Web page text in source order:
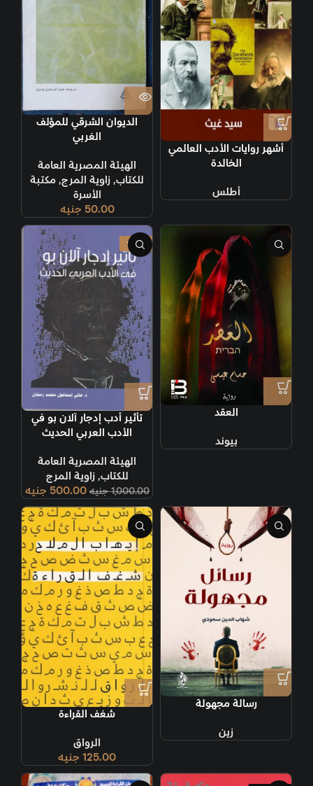
أشهر روايات الأدب العالمي
الخالدة
أطلس
الديوان الشرقي للمؤلف
الغربي
الهيئة المصرية العامة
للكتاب, زاوية المرج, مكتبة
الأسرة
50.00 جنيه
العقد
بيوند
-50%
تأثير أدب إدجار آلان بو في
الأدب العربي الحديث
الهيئة المصرية العامة
للكتاب,زاوية المرج
1,000.00 جنيه 500.00 جنيه
رسالة مجهولة
زين
شغف القراءة
الرواق
125.00 جنيه